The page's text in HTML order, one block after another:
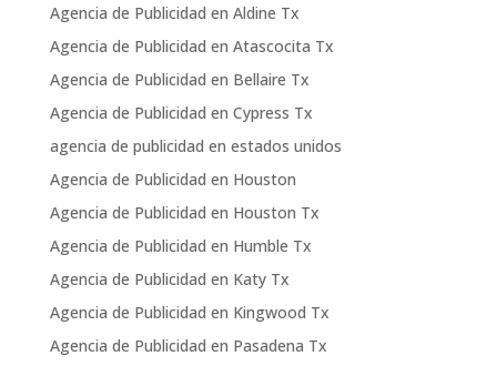
Agencia de Publicidad en Aldine Tx
Agencia de Publicidad en Atascocita Tx
Agencia de Publicidad en Bellaire Tx
Agencia de Publicidad en Cypress Tx
agencia de publicidad en estados unidos
Agencia de Publicidad en Houston
Agencia de Publicidad en Houston Tx
Agencia de Publicidad en Humble Tx
Agencia de Publicidad en Katy Tx
Agencia de Publicidad en Kingwood Tx
Agencia de Publicidad en Pasadena Tx